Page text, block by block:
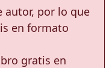
autor, por lo que
en formato
gratis en